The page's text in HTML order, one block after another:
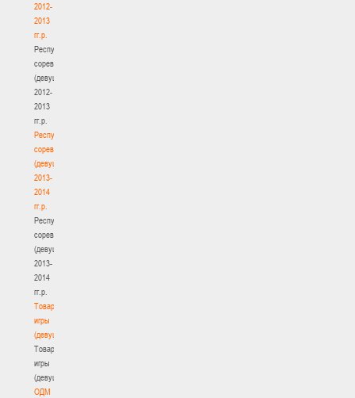
2012-
2013
гг.р.
Республиканские
соревнования
(девушки)
2012-
2013
гг.р.
Республиканские
соревнования
(девушки)
2013-
2014
гг.р.
Республиканские
соревнования
(девушки)
2013-
2014
гг.р.
Товарищеские
игры
(девушки)
Товарищеские
игры
(девушки)
ОДМ